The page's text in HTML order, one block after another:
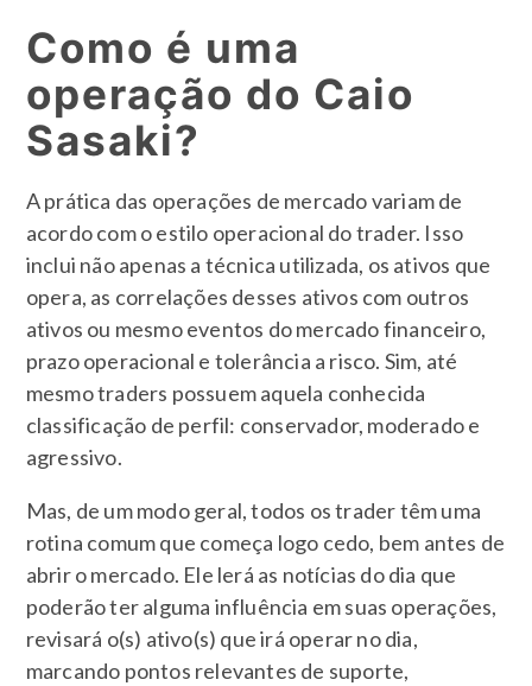
Como é uma
operação do Caio
Sasaki?
A prática das operações de mercado variam de
acordo com o estilo operacional do trader. Isso
inclui não apenas a técnica utilizada, os ativos que
opera, as correlações desses ativos com outros
ativos ou mesmo eventos do mercado financeiro,
prazo operacional e tolerância a risco. Sim, até
mesmo traders possuem aquela conhecida
classificação de perfil: conservador, moderado e
agressivo.
Mas, de um modo geral, todos os trader têm uma
rotina comum que começa logo cedo, bem antes de
abrir o mercado. Ele lerá as notícias do dia que
poderão ter alguma influência em suas operações,
revisará o(s) ativo(s) que irá operar no dia,
marcando pontos relevantes de suporte,